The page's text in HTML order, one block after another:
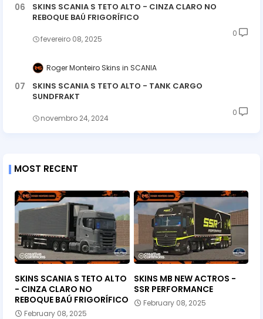
SKINS SCANIA S TETO ALTO - CINZA CLARO NO
REBOQUE BAÚ FRIGORÍFICO
fevereiro 08, 2025
0
Roger Monteiro Skins SCANIA
SKINS SCANIA S TETO ALTO - TANK CARGO
SUNDFRAKT
novembro 24, 2024
0
MOST RECENT
SKINS SCANIA S TETO ALTO
- CINZA CLARO NO
REBOQUE BAÚ FRIGORÍFICO
February 08, 2025
SKINS MB NEW ACTROS -
SSR PERFORMANCE
February 08, 2025